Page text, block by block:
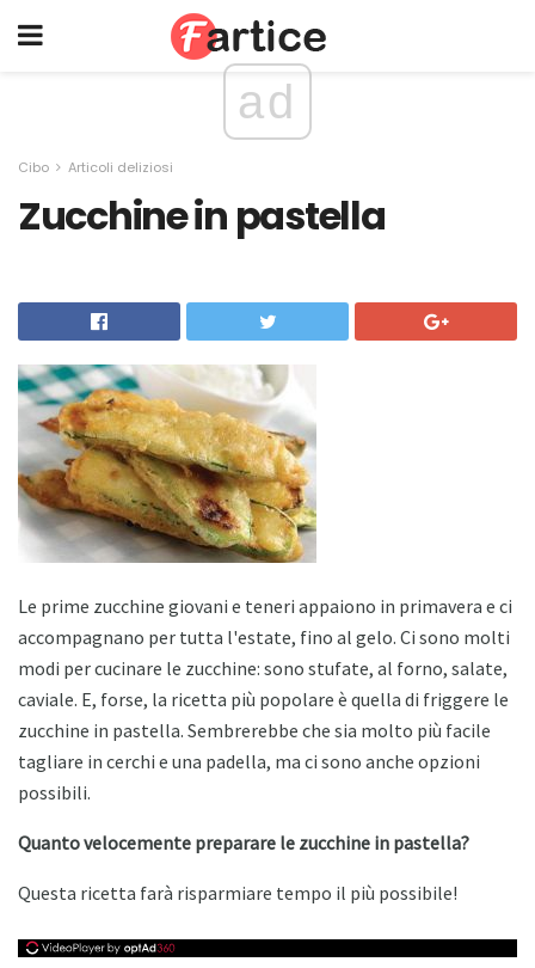
ad
Cibo Articoli deliziosi
Zucchine in pastella
Le prime zucchine giovani e teneri appaiono in primavera e ci
accompagnano per tutta l'estate, fino al gelo. Ci sono molti
modi per cucinare le zucchine: sono stufate, al forno, salate,
caviale. E, forse, la ricetta più popolare è quella di friggere le
zucchine in pastella. Sembrerebbe che sia molto più facile
tagliare in cerchi e una padella, ma ci sono anche opzioni
possibili.
Quanto velocemente preparare le zucchine in pastella?
Questa ricetta farà risparmiare tempo il più possibile!